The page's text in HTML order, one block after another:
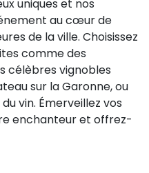
uniques et nos
au cœur de
de la ville. Choisissez
comme des
célèbres vignobles
sur la Garonne, ou
vin. Émerveillez vos
enchanteur et offrez-